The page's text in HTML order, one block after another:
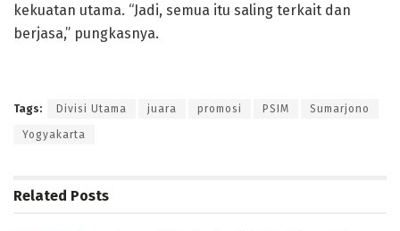
kekuatan utama. “Jadi, semua itu saling terkait dan
berjasa,” pungkasnya.
Tags: Divisi Utama juara promosi PSIM Sumarjono
Yogyakarta
Related Posts